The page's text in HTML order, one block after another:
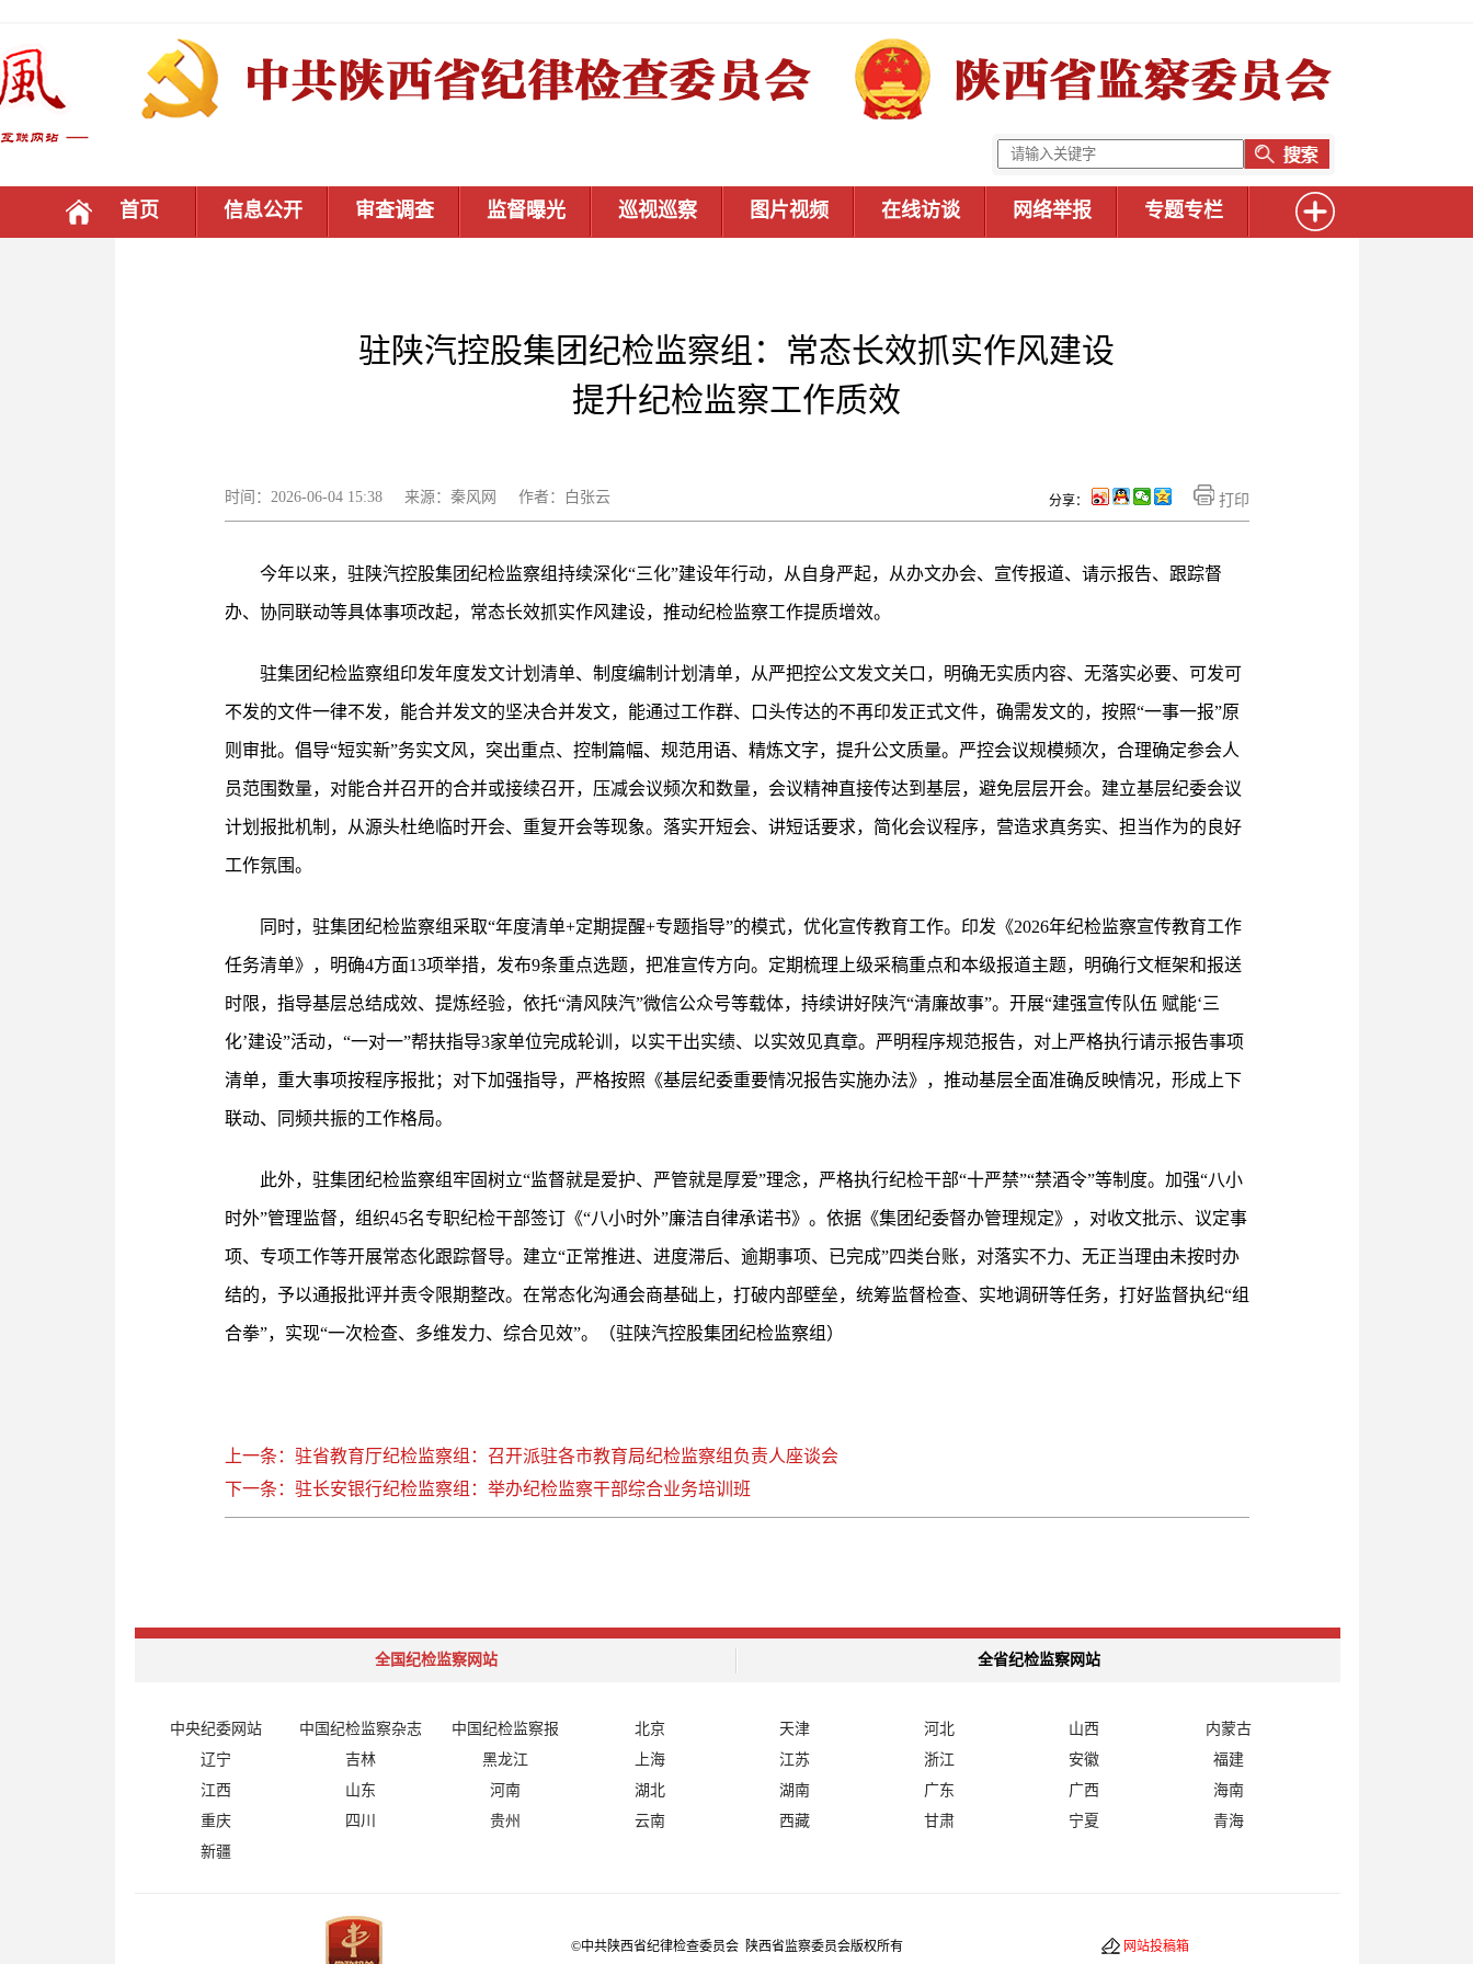
首页 信息公开 审查调查 监督曝光 巡视巡察 图片视频 在线访谈 网络举报 专题专栏
驻陕汽控股集团纪检监察组：常态长效抓实作风建设
提升纪检监察工作质效
时间：2026-06-04 15:38 来源：秦风网 作者：白张云 打印
分享：
今年以来，驻陕汽控股集团纪检监察组持续深化“三化”建设年行动，从自身严起，从办文办会、宣传报道、请示报告、跟踪督
办、协同联动等具体事项改起，常态长效抓实作风建设，推动纪检监察工作提质增效。
驻集团纪检监察组印发年度发文计划清单、制度编制计划清单，从严把控公文发文关口，明确无实质内容、无落实必要、可发可
不发的文件一律不发，能合并发文的坚决合并发文，能通过工作群、口头传达的不再印发正式文件，确需发文的，按照“一事一报”原
则审批。倡导“短实新”务实文风，突出重点、控制篇幅、规范用语、精炼文字，提升公文质量。严控会议规模频次，合理确定参会人
员范围数量，对能合并召开的合并或接续召开，压减会议频次和数量，会议精神直接传达到基层，避免层层开会。建立基层纪委会议
计划报批机制，从源头杜绝临时开会、重复开会等现象。落实开短会、讲短话要求，简化会议程序，营造求真务实、担当作为的良好
工作氛围。
同时，驻集团纪检监察组采取“年度清单+定期提醒+专题指导”的模式，优化宣传教育工作。印发《2026年纪检监察宣传教育工作
任务清单》，明确4方面13项举措，发布9条重点选题，把准宣传方向。定期梳理上级采稿重点和本级报道主题，明确行文框架和报送
时限，指导基层总结成效、提炼经验，依托“清风陕汽”微信公众号等载体，持续讲好陕汽“清廉故事”。开展“建强宣传队伍 赋能‘三
化’建设”活动，“一对一”帮扶指导3家单位完成轮训，以实干出实绩、以实效见真章。严明程序规范报告，对上严格执行请示报告事项
清单，重大事项按程序报批；对下加强指导，严格按照《基层纪委重要情况报告实施办法》，推动基层全面准确反映情况，形成上下
联动、同频共振的工作格局。
此外，驻集团纪检监察组牢固树立“监督就是爱护、严管就是厚爱”理念，严格执行纪检干部“十严禁”“禁酒令”等制度。加强“八小
时外”管理监督，组织45名专职纪检干部签订《“八小时外”廉洁自律承诺书》。依据《集团纪委督办管理规定》，对收文批示、议定事
项、专项工作等开展常态化跟踪督导。建立“正常推进、进度滞后、逾期事项、已完成”四类台账，对落实不力、无正当理由未按时办
结的，予以通报批评并责令限期整改。在常态化沟通会商基础上，打破内部壁垒，统筹监督检查、实地调研等任务，打好监督执纪“组
合拳”，实现“一次检查、多维发力、综合见效”。（驻陕汽控股集团纪检监察组）
上一条：驻省教育厅纪检监察组：召开派驻各市教育局纪检监察组负责人座谈会
下一条：驻长安银行纪检监察组：举办纪检监察干部综合业务培训班
全国纪检监察网站 全省纪检监察网站
中央纪委网站 中国纪检监察杂志 中国纪检监察报 北京 天津 河北 山西
内蒙古
辽宁
吉林 黑龙江 上海 江苏 浙江 安徽
福建
江西
山东 河南 湖北 湖南 广东 广西
海南
重庆
四川 贵州 云南 西藏 甘肃 宁夏
青海
新疆
©中共陕西省纪律检查委员会 陕西省监察委员会版权所有 网站投稿箱